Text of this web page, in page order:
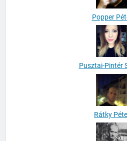
Popper
Pusztai-Pintér
Rátky